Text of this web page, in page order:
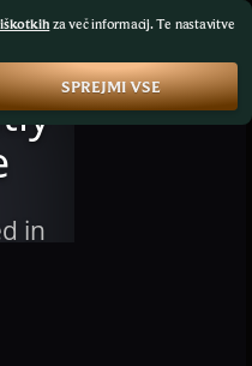
za več informacij. Te nastavitve
SPREJMI VSE